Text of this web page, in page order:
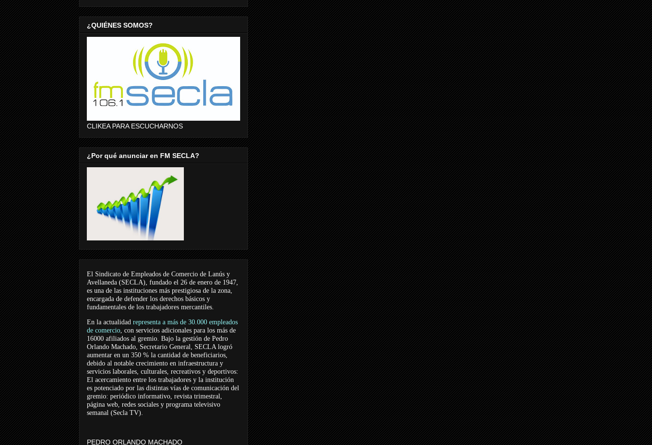
¿QUIÉNES SOMOS?
CLIKEA PARA ESCUCHARNOS
¿Por qué anunciar en FM SECLA?
El Sindicato de Empleados de Comercio de Lanús y
Avellaneda (SECLA), fundado el 26 de enero de 1947,
es una de las instituciones más prestigiosa de la zona,
encargada de defender los derechos básicos y
fundamentales de los trabajadores mercantiles.
En la actualidad representa a más de 30.000 empleados
de comercio, con servicios adicionales para los más de
16000 afiliados al gremio. Bajo la gestión de Pedro
Orlando Machado, Secretario General, SECLA logró
aumentar en un 350 % la cantidad de beneficiarios,
debido al notable crecimiento en infraestructura y
servicios laborales, culturales, recreativos y deportivos:
El acercamiento entre los trabajadores y la institución
es potenciado por las distintas vías de comunicación del
gremio: periódico informativo, revista trimestral,
página web, redes sociales y programa televisivo
semanal (Secla TV).
PEDRO ORLANDO MACHADO